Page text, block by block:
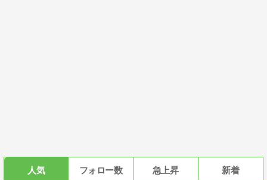
人気 フォロー数 急上昇 新着